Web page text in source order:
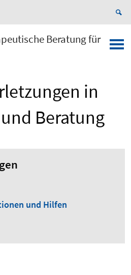
Beratung für
in
Beratung
und Hilfen